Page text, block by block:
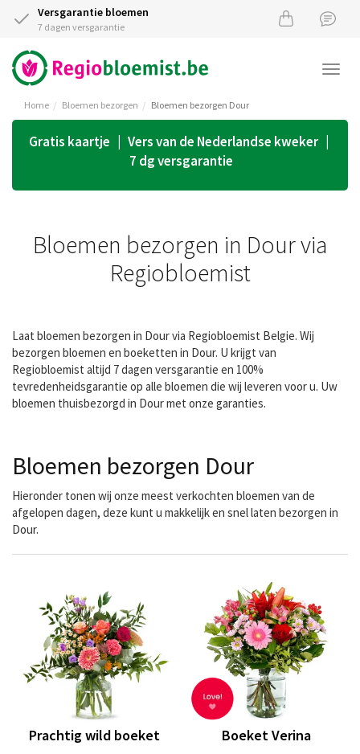
Versgarantie bloemen
7 dagen versgarantie
Home Bloemen bezorgen Bloemen bezorgen Dour
Gratis kaartje | Vers van de Nederlandse kweker |
7 dg versgarantie
Bloemen bezorgen in Dour via
Regiobloemist
Laat bloemen bezorgen in Dour via Regiobloemist Belgie. Wij
bezorgen bloemen en boeketten in Dour. U krijgt van
Regiobloemist altijd 7 dagen versgarantie en 100%
tevredenheidsgarantie op alle bloemen die wij leveren voor u. Uw
bloemen thuisbezorgd in Dour met onze garanties.
Bloemen bezorgen Dour
Hieronder tonen wij onze meest verkochten bloemen van de
afgelopen dagen, deze kunt u makkelijk en snel laten bezorgen in
Dour.
Prachtig wild boeket Boeket Verina